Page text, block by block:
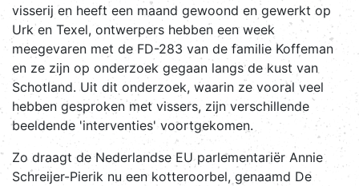
visserij en heeft een maand gewoond en gewerkt op
Urk en Texel, ontwerpers hebben een week
meegevaren met de FD-283 van de familie Koffeman
en ze zijn op onderzoek gegaan langs de kust van
Schotland. Uit dit onderzoek, waarin ze vooral veel
hebben gesproken met vissers, zijn verschillende
beeldende 'interventies' voortgekomen.
Zo draagt de Nederlandse EU parlementariër Annie
Schreijer-Pierik nu een kotteroorbel, genaamd De